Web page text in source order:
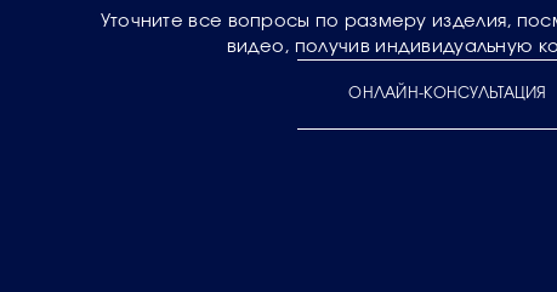
Уточните все вопросы по размеру изделия,
видео, получив индивидуальную
ОНЛАЙН-КОНСУЛЬТАЦИЯ